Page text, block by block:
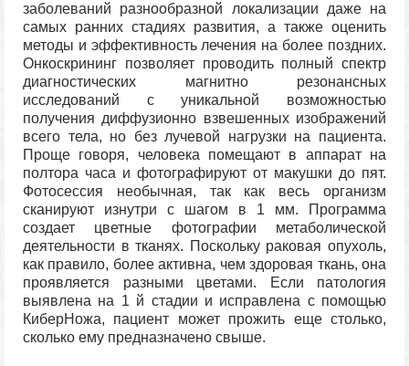
заболеваний разнообразной локализации даже на
самых ранних стадиях развития, а также оценить
методы и эффективность лечения на более поздних.
Онкоскрининг позволяет проводить полный спектр
диагностических магнитно резонансных
исследований с уникальной возможностью
получения диффузионно взвешенных изображений
всего тела, но без лучевой нагрузки на пациента.
Проще говоря, человека помещают в аппарат на
полтора часа и фотографируют от макушки до пят.
Фотосессия необычная, так как весь организм
сканируют изнутри с шагом в 1 мм. Программа
создает цветные фотографии метаболической
деятельности в тканях. Поскольку раковая опухоль,
как правило, более активна, чем здоровая ткань, она
проявляется разными цветами. Если патология
выявлена на 1 й стадии и исправлена с помощью
КиберНожа, пациент может прожить еще столько,
сколько ему предназначено свыше.